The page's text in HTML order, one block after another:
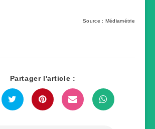
Source : Médiamétrie
Partager l'article :